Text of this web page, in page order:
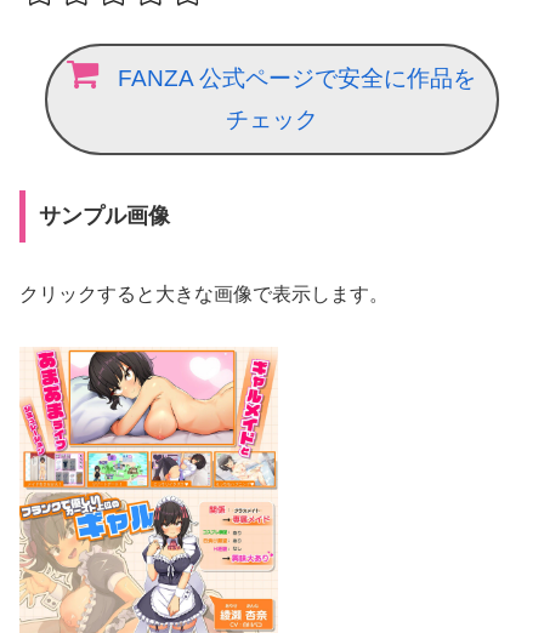
FANZA 公式ページで安全に作品を
チェック
サンプル画像
クリックすると大きな画像で表示します。